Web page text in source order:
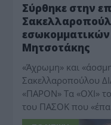
Σύρθηκε στην
Μητσοτάκης
«Άχρωμη» και
Σακελλαροπούλου
«ΠΑΡΟΝ» Τα «ΟΧΙ»
του ΠΑΣΟΚ που